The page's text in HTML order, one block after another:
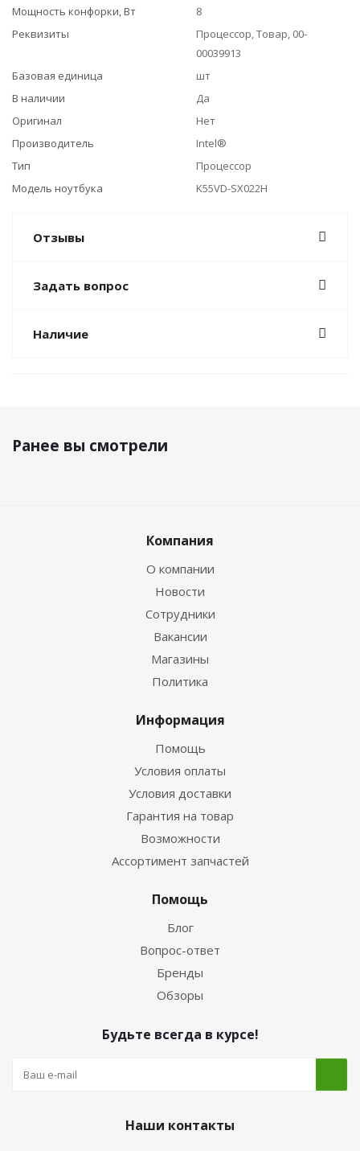
Мощность конфорки, Вт
8
Реквизиты
Процессор, Товар, 00-
00039913
Базовая единица
шт
В наличии
Да
Оригинал
Нет
Производитель
Intel®
Тип
Процессор
Модель ноутбука
K55VD-SX022H
Отзывы
Задать вопрос
Наличие
Ранее вы смотрели
Компания
О компании
Новости
Сотрудники
Вакансии
Магазины
Политика
Информация
Помощь
Условия оплаты
Условия доставки
Гарантия на товар
Возможности
Ассортимент запчастей
Помощь
Блог
Вопрос-ответ
Бренды
Обзоры
Будьте всегда в курсе!
Наши контакты